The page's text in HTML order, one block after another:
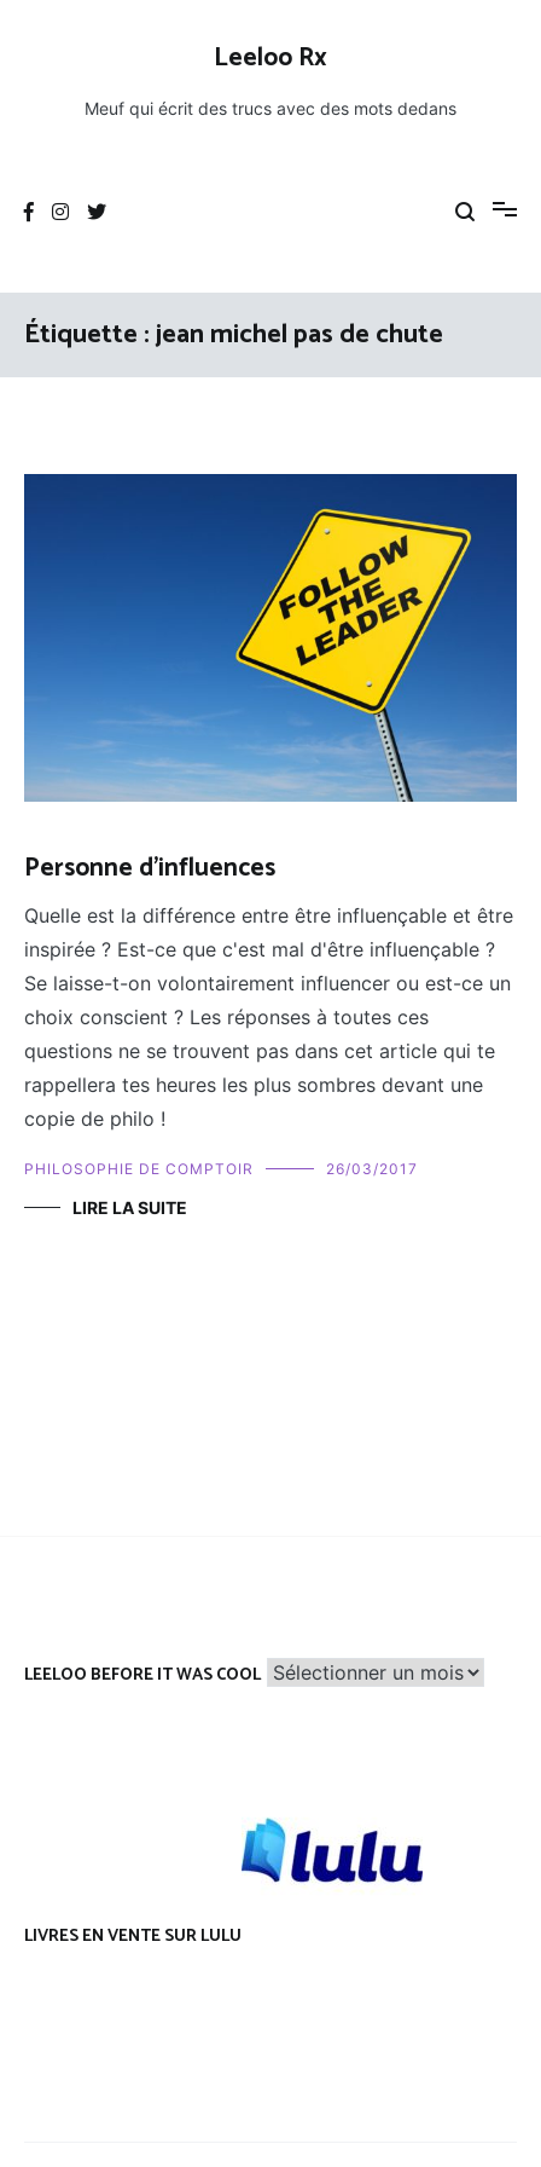
Leeloo Rx
Meuf qui écrit des trucs avec des mots dedans
Étiquette :jean michel pas de chute
Personne d'influences
Quelle est la différence entre être influençable et être
inspirée ? Est-ce que c'est mal d'être influençable ?
Se laisse-t-on volontairement influencer ou est-ce un
choix conscient ? Les réponses à toutes ces
questions ne se trouvent pas dans cet article qui te
rappellera tes heures les plus sombres devant une
copie de philo !
PHILOSOPHIE DE COMPTOIR 26/03/2017
LIRE LA SUITE
LEELOO BEFORE IT WAS COOL Leeloo
before
LIVRES EN VENTE SUR LULU